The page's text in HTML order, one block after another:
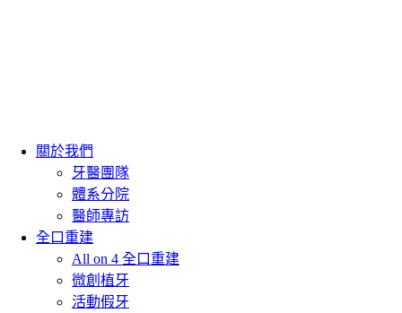
關於我們
牙醫團隊
體系分院
醫師專訪
全口重建
All on 4 全口重建
微創植牙
活動假牙